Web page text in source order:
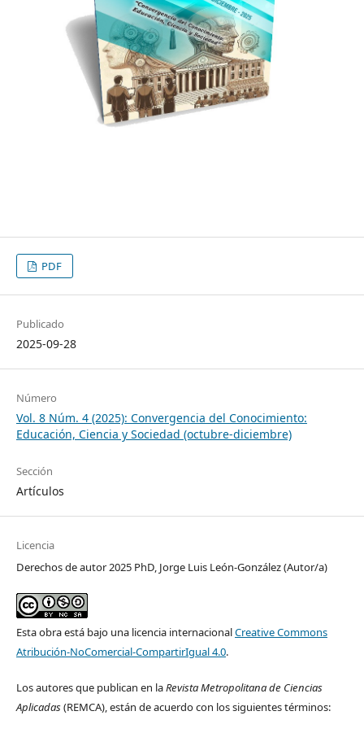
PDF
Publicado
2025-09-28
Número
Vol. 8 Núm. 4 (2025): Convergencia del Conocimiento:
Educación, Ciencia y Sociedad (octubre-diciembre)
Sección
Artículos
Licencia
Derechos de autor 2025 PhD, Jorge Luis León-González (Autor/a)
Esta obra está bajo una licencia internacionalCreative Commons
Atribución-NoComercial-CompartirIgual 4.0.
Los autores que publican en laRevista Metropolitana de Ciencias
Aplicadas(REMCA), están de acuerdo con los siguientes términos: